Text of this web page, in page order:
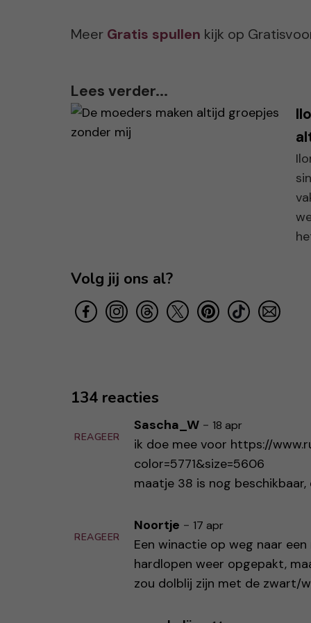
Meer Gratis spullen kijk op
Lees verder...
Volg jij ons al?
134 reacties
REAGEER
Sascha_W - 18 apr
ik doe mee voor https://
color=5771&size=5606
maatje 38 is nog
REAGEER
Noortje - 17 apr
Een winactie op weg naar
hardlopen weer opgepakt,
zou dolblij zijn met de zwart/